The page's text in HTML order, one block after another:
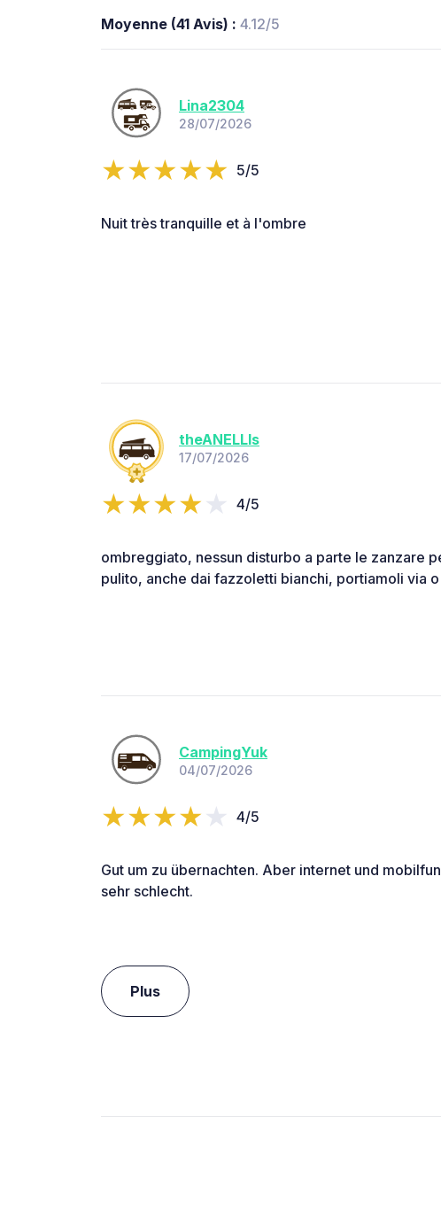
Moyenne (41 Avis) : 4.12/5
Lina2304
28/07/2026
5/5
Nuit très tranquille et à l'ombre
theANELLIs
17/07/2026
4/5
ombreggiato, nessun disturbo a parte le zanzare
pulito, anche dai fazzoletti bianchi, portiamoli via
CampingYuk
04/07/2026
4/5
Gut um zu übernachten. Aber internet und
sehr schlecht.
Plus